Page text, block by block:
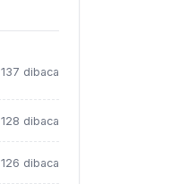
137 dibaca
128 dibaca
126 dibaca